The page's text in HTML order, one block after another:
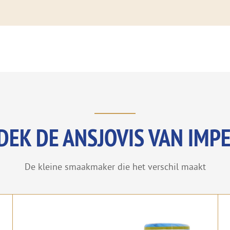
DE ANSJOVIS VAN
De kleine smaakmaker die het verschil maakt